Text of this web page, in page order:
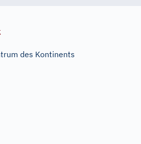
des Kontinents